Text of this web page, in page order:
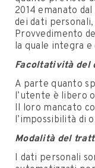
2014 emanato
dei dati
Provvedimento
la quale integra
Facoltatività del
A parte quanto
l’utente è libero
Il loro mancato
l’impossibilità di
Modalità del
I dati personali